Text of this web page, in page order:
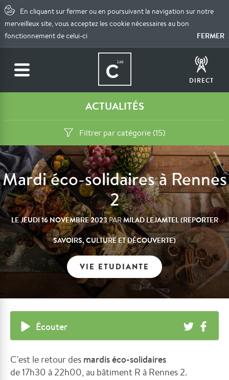
En cliquant sur fermer ou en poursuivant la navigation sur notre
merveilleux site, vous acceptez les cookie nécessaires au bon
fonctionnement de celui-ci
FERMER
DIRECT
ACTUALITÉS
Filtrer par catégorie (15)
Mardi éco-solidaires à Rennes
2
LEJEUDI 16 NOVEMBRE 2023PARMILAD LEJAMTEL (REPORTER
SAVOIRS, CULTURE ET DÉCOUVERTE)
VIE ETUDIANTE
Écouter
C'est le retour des mardis éco-solidaires
de17h30 à 22h00, au bâtiment R à Rennes 2.